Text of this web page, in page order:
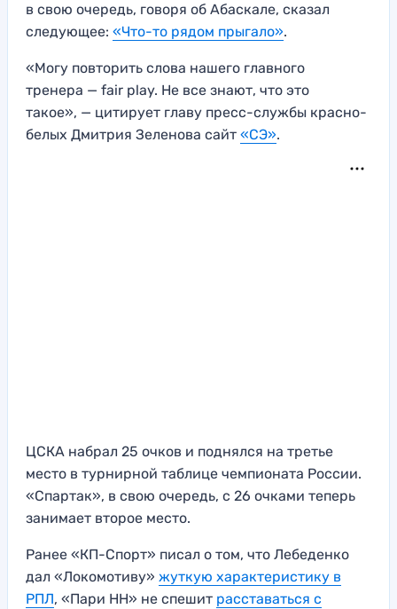
в свою очередь, говоря об Абаскале, сказал
следующее: «Что-то рядом прыгало».
«Могу повторить слова нашего главного
тренера — fair play. Не все знают, что это
такое», — цитирует главу пресс-службы красно-
белых Дмитрия Зеленова сайт «СЭ».
ЦСКА набрал 25 очков и поднялся на третье
место в турнирной таблице чемпионата России.
«Спартак», в свою очередь, с 26 очками теперь
занимает второе место.
Ранее «КП-Спорт» писал о том, что Лебеденко
дал «Локомотиву» жуткую характеристику в
РПЛ, «Пари НН» не спешит расставаться с